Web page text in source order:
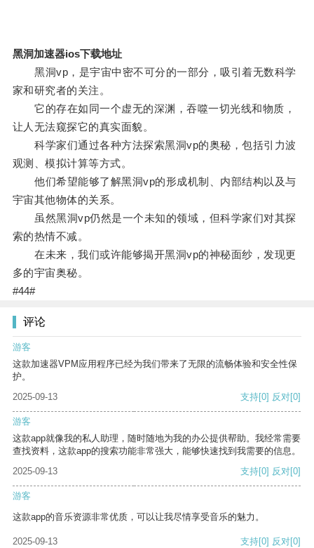
黑洞加速器ios下载地址
黑洞vp，是宇宙中密不可分的一部分，吸引着无数科学
家和研究者的关注。
它的存在如同一个虚无的深渊，吞噬一切光线和物质，
让人无法窥探它的真实面貌。
科学家们通过各种方法探索黑洞vp的奥秘，包括引力波
观测、模拟计算等方式。
他们希望能够了解黑洞vp的形成机制、内部结构以及与
宇宙其他物体的关系。
虽然黑洞vp仍然是一个未知的领域，但科学家们对其探
索的热情不减。
在未来，我们或许能够揭开黑洞vp的神秘面纱，发现更
多的宇宙奥秘。
#44#
评论
游客
这款加速器VPM应用程序已经为我们带来了无限的流畅体验和安全性保
护。
2025-09-13
支持[0] 反对[0]
游客
这款app就像我的私人助理，随时随地为我的办公提供帮助。我经常需要
查找资料，这款app的搜索功能非常强大，能够快速找到我需要的信息。
2025-09-13
支持[0] 反对[0]
游客
这款app的音乐资源非常优质，可以让我尽情享受音乐的魅力。
2025-09-13 支持[0] 反对[0]